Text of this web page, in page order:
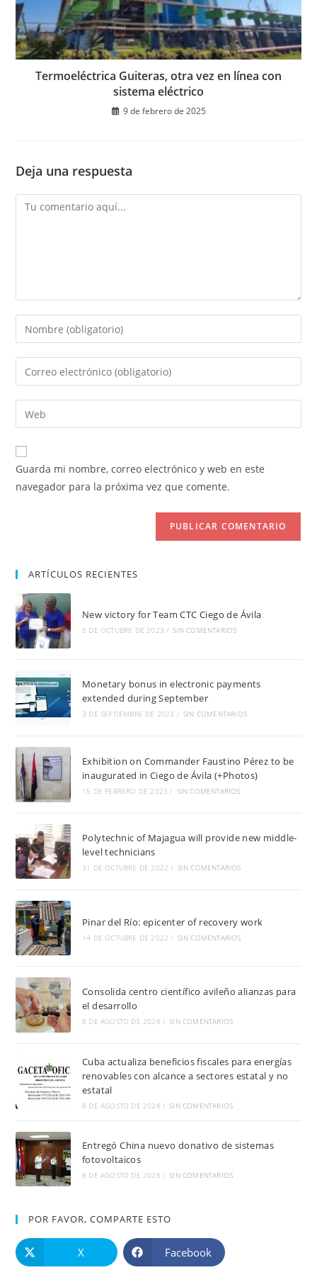
Termoeléctrica Guiteras, otra vez en línea con
sistema eléctrico
9 de febrero de 2025
Deja una respuesta
Comentario
Introduce
tu
nombre
de
usuario
para
comentar
Introduce
tu
dirección
de
electrónico
para
comentar
Introduce
la
URL
de
Guarda mi nombre, correo electrónico y web en este
navegador para la próxima vez que comente.
ARTÍCULOS RECIENTES
New victory for Team CTC Ciego de Ávila
5 DE OCTUBRE DE 2023 / SIN COMENTARIOS
Monetary bonus in electronic payments
extended during September
3 DE SEPTIEMBRE DE 2023 / SIN COMENTARIOS
Exhibition on Commander Faustino Pérez to be
inaugurated in Ciego de Ávila (+Photos)
15 DE FEBRERO DE 2023 / SIN COMENTARIOS
Polytechnic of Majagua will provide new middle-
level technicians
31 DE OCTUBRE DE 2022 / SIN COMENTARIOS
Pinar del Río: epicenter of recovery work
14 DE OCTUBRE DE 2022 / SIN COMENTARIOS
Consolida centro científico avileño alianzas para
el desarrollo
8 DE AGOSTO DE 2026 / SIN COMENTARIOS
Cuba actualiza beneficios fiscales para energías
renovables con alcance a sectores estatal y no
estatal
8 DE AGOSTO DE 2026 / SIN COMENTARIOS
Entregó China nuevo donativo de sistemas
fotovoltaicos
8 DE AGOSTO DE 2026 / SIN COMENTARIOS
POR FAVOR, COMPARTE ESTO
X Facebook